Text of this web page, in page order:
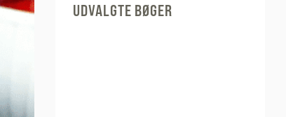
UDVALGTE BØGER